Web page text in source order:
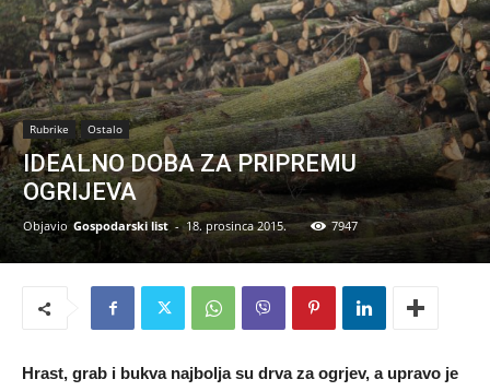
Rubrike Ostalo
IDEALNO DOBA ZA PRIPREMU
OGRIJEVA
Objavio Gospodarski list - 18. prosinca 2015. 7947
Hrast, grab i bukva najbolja su drva za ogrjev, a upravo je